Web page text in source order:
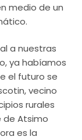
medio de un
a nuestras
ya habíamos
el futuro se
vecino
rurales
de Atsimo
es la